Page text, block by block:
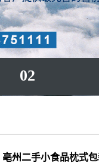
02
亳州二手小食品枕式